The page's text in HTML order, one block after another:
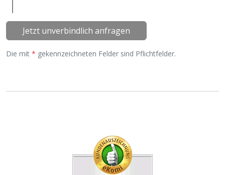
Jetzt unverbindlich anfragen
Die mit * gekennzeichneten Felder sind Pflichtfelder.